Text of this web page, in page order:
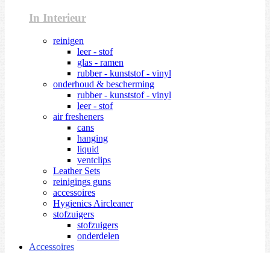
In Interieur
reinigen
leer - stof
glas - ramen
rubber - kunststof - vinyl
onderhoud & bescherming
rubber - kunststof - vinyl
leer - stof
air fresheners
cans
hanging
liquid
ventclips
Leather Sets
reinigings guns
accessoires
Hygienics Aircleaner
stofzuigers
stofzuigers
onderdelen
Accessoires